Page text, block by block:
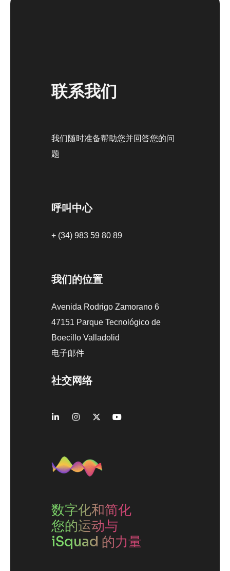
联系我们
我们随时准备帮助您并回答您的问
题
呼叫中心
+ (34) 983 59 80 89
我们的位置
Avenida Rodrigo Zamorano 6
47151 Parque Tecnológico de
Boecillo Valladolid
电子邮件
社交网络
数字化和简化
您的运动与
iSquad 的力量